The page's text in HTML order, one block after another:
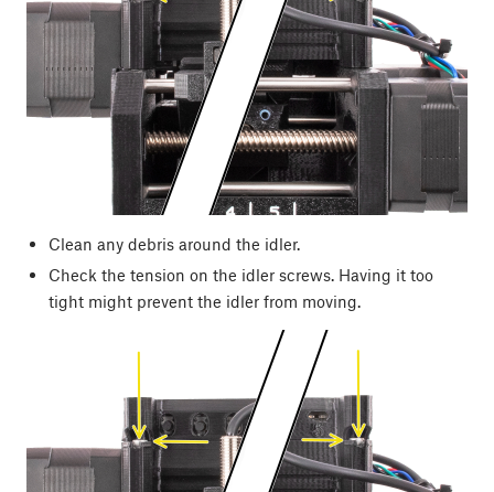
Clean any debris around the idler.
Check the tension on the idler screws. Having it too
tight might prevent the idler from moving.